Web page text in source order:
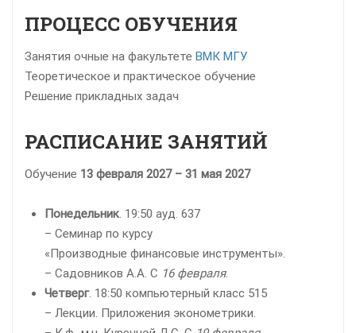
ПРОЦЕСС ОБУЧЕНИЯ
Занятия очные на факультете ВМК МГУ
Теоретическое и практическое обучение
Решение прикладных задач
РАСПИСАНИЕ ЗАНЯТИЙ
Обучение 13 февраля 2027 – 31 мая 2027
Понедельник. 19:50 ауд. 637
– Семинар по курсу
«Производные финансовые инструменты».
– Садовников А.А. С 16 февраля.
Четверг. 18:50 компьютерный класс 515
– Лекции. Приложения эконометрики.